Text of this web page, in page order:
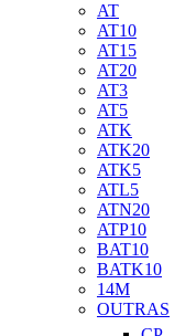
AT
AT10
AT15
AT20
AT3
AT5
ATK
ATK20
ATK5
ATL5
ATN20
ATP10
BAT10
BATK10
14M
OUTRAS